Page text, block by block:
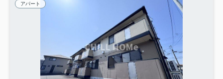
アパート